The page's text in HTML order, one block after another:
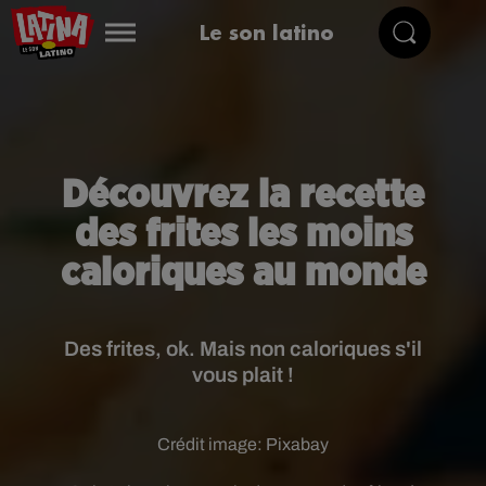
Le son latino
Découvrez la recette
des frites les moins
caloriques au monde
Des frites, ok. Mais non caloriques s'il
vous plait !
Crédit image: Pixabay